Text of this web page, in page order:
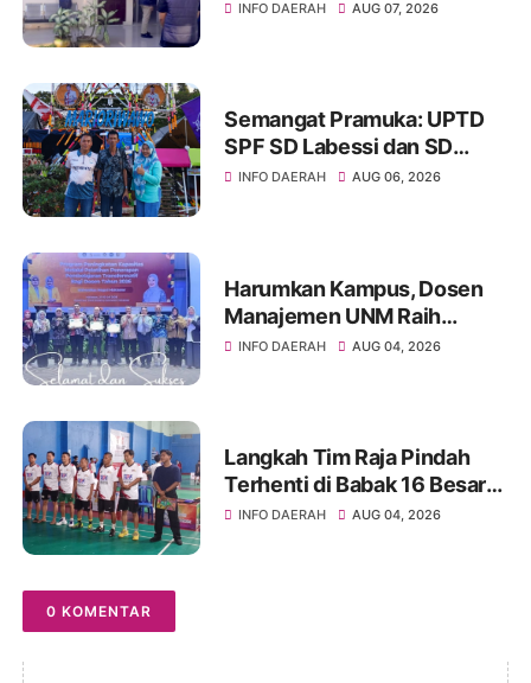
Penganiayaan Rusman oleh
INFO DAERAH AUG 07, 2026
Semangat Pramuka: UPTD
SPF SD Labessi dan SD
Paccora Wakili Kecamatan
INFO DAERAH AUG 06, 2026
Harumkan Kampus, Dosen
Manajemen UNM Raih
Peserta Terbaik ToT
INFO DAERAH AUG 04, 2026
Langkah Tim Raja Pindah
Terhenti di Babak 16 Besar
Kejuaraan Bulutangkis TSM
INFO DAERAH AUG 04, 2026
0 KOMENTAR